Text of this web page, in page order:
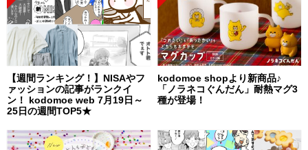
【週間ランキング！】NISAやフ
ァッションの記事がランクイ
ン！ kodomoe web 7月19日～
25日の週間TOP5★
kodomoe shopより新商品♪
「ノラネコぐんだん」耐熱マグ3
種が登場！